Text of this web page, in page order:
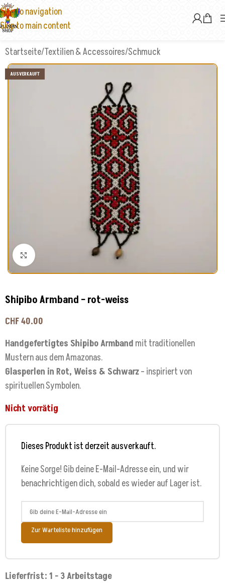
Skip to navigation
Skip to main content
Startseite/Textilien & Accessoires/Schmuck
AUSVERKAUFT
Klick zum Vergrößern
Shipibo Armband – rot-weiss
CHF40.00
Handgefertigtes Shipibo Armband mit traditionellen
Mustern aus dem Amazonas.
Glasperlen in Rot, Weiss & Schwarz– inspiriert von
spirituellen Symbolen.
Nicht vorrätig
Dieses Produkt ist derzeit ausverkauft.
Keine Sorge! Gib deine E-Mail-Adresse ein, und wir
benachrichtigen dich, sobald es wieder auf Lager ist.
Zur Warteliste hinzufügen
Lieferfrist: 1 - 3 Arbeitstage